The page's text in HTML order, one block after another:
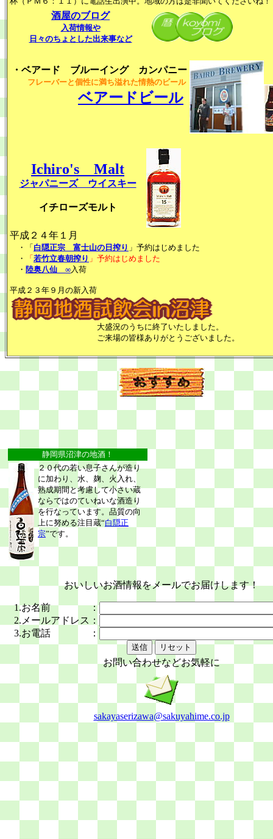
酒屋のブログ
入荷情報や
日々のちょとした出来事など
・ベアード ブルーイング カンパニー
フレーバーと個性に満ち溢れた情熱のビール
ベアードビール
Ichiro's Malt
ジャパニーズ ウイスキー
イチローズモルト
平成２４年１月
・「 白隠正宗 富士山の日搾り 」予約はじめました
・
「 若竹立春朝搾り 」予約はじめました
・ 陸奥八仙 ∞入荷
平成２３年９月の新入荷
大盛況のうちに終了いたしました。
ご来場の皆様ありがとうございました。
静岡県沼津の地酒！
２０代の若い息子さんが造り
に加わり、水、麹、火入れ、
熟成期間と考慮して小さい蔵
ならではのていねいな酒造り
を行なっています。品質の向
上に努める注目蔵“白隠正
宗”です。
おいしいお酒情報をメールでお届けします！
1.お名前
：
2. メールアドレス ：
3.お電話 ：
お問い合わせなどお気軽に
sakayaserizawa@sakuyahime.co.jp